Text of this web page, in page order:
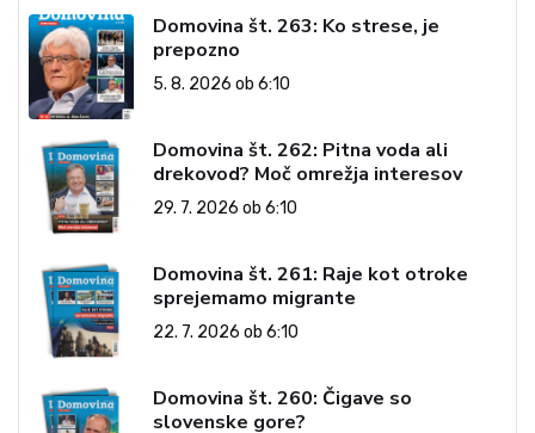
Domovina št. 263: Ko strese, je
prepozno
5. 8. 2026 ob 6:10
Domovina št. 262: Pitna voda ali
drekovod? Moč omrežja interesov
29. 7. 2026 ob 6:10
Domovina št. 261: Raje kot otroke
sprejemamo migrante
22. 7. 2026 ob 6:10
Domovina št. 260: Čigave so
slovenske gore?